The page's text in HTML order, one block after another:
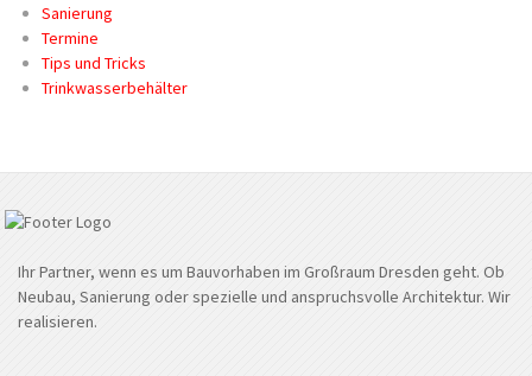
Sanierung
Termine
Tips und Tricks
Trinkwasserbehälter
Ihr Partner, wenn es um Bauvorhaben im Großraum Dresden geht. Ob
Neubau, Sanierung oder spezielle und anspruchsvolle Architektur. Wir
realisieren.